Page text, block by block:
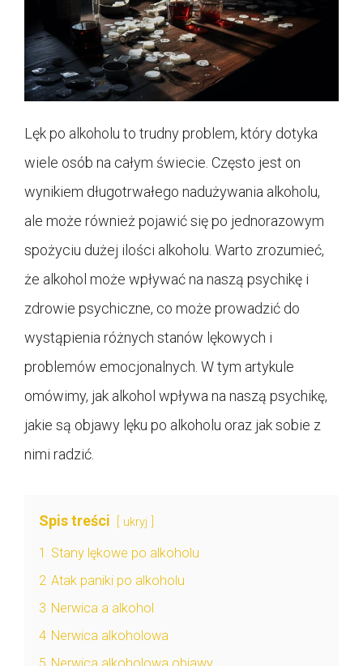
Lęk po alkoholu to trudny problem, który dotyka
wiele osób na całym świecie. Często jest on
wynikiem długotrwałego nadużywania alkoholu,
ale może również pojawić się po jednorazowym
spożyciu dużej ilości alkoholu. Warto zrozumieć,
że alkohol może wpływać na naszą psychikę i
zdrowie psychiczne, co może prowadzić do
wystąpienia różnych stanów lękowych i
problemów emocjonalnych. W tym artykule
omówimy, jak alkohol wpływa na naszą psychikę,
jakie są objawy lęku po alkoholu oraz jak sobie z
nimi radzić.
Spis treści ukryj
1 Stany lękowe po alkoholu
2 Atak paniki po alkoholu
3 Nerwica a alkohol
4 Nerwica alkoholowa